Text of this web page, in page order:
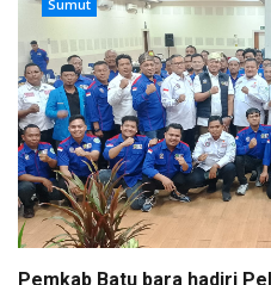
Sumut
Pemkab Batu bara hadiri